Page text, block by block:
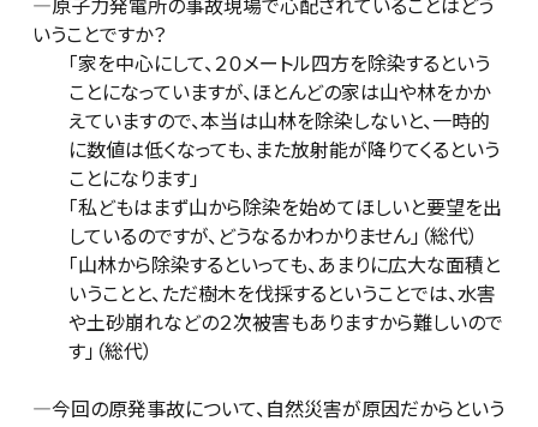
いうことですか？
「家を中心にして、２０メートル四方を除染するという
ことになっていますが、ほとんどの家は山や林をかか
えていますので、本当は山林を除染しないと、一時的
に数値は低くなっても、また放射能が降りてくるという
ことになります」
「私どもはまず山から除染を始めてほしいと要望を出
しているのですが、どうなるかわかりません」（総代）
「山林から除染するといっても、あまりに広大な面積と
いうことと、ただ樹木を伐採するということでは、水害
や土砂崩れなどの２次被害もありますから難しいので
す」（総代）
―今回の原発事故について、自然災害が原因だからという